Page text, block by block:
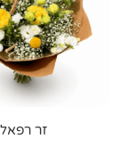
זר רפאל